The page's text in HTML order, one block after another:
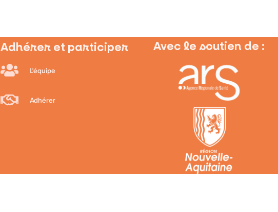
Adhérer et participer
L'équipe
Adhérer
Avec le soutien de :